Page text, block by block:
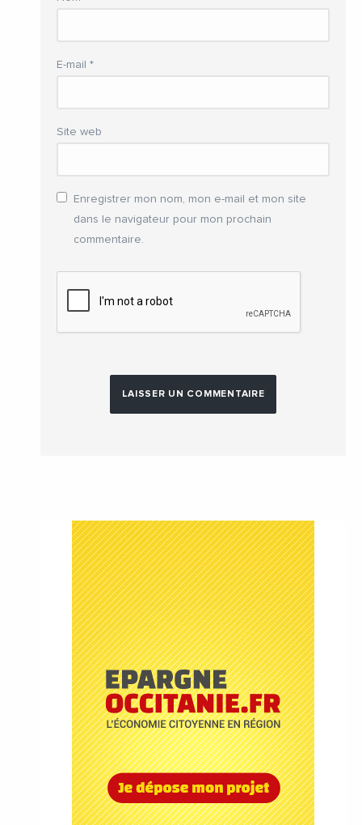
E-mail *
Site web
Enregistrer mon nom, mon e-mail et mon site
dans le navigateur pour mon prochain
commentaire.